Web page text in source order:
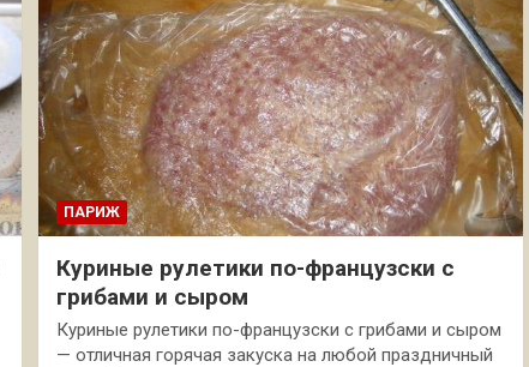
ПАРИЖ
Куриные рулетики по-французски с
грибами и сыром
Куриные рулетики по-французски с грибами и сыром
— отличная горячая закуска на любой праздничный